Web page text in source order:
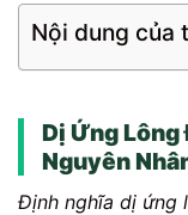
Nội dung của
Dị Ứng Lông
Nguyên
Định nghĩa dị ứng